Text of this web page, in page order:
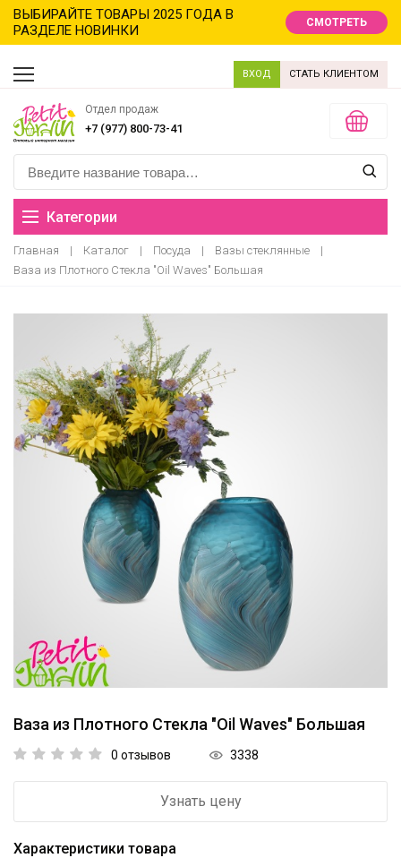
ВЫБИРАЙТЕ ТОВАРЫ 2025 ГОДА В
РАЗДЕЛЕ НОВИНКИ
СМОТРЕТЬ
ВХОД СТАТЬ КЛИЕНТОМ
Отдел продаж
+7 (977) 800-73-41
Категории
Распродажа
Новый год новинки
Хиты продаж
Коллекции
Ванная комната
Ароматы
Посуда
Аксессуары
Главная | Каталог | Посуда | Вазы стеклянные
|
Ваза из Плотного Стекла "Oil Waves" Большая
Ваза из Плотного Стекла "Oil Waves" Большая
0 отзывов 3338
Узнать цену
Характеристики товара